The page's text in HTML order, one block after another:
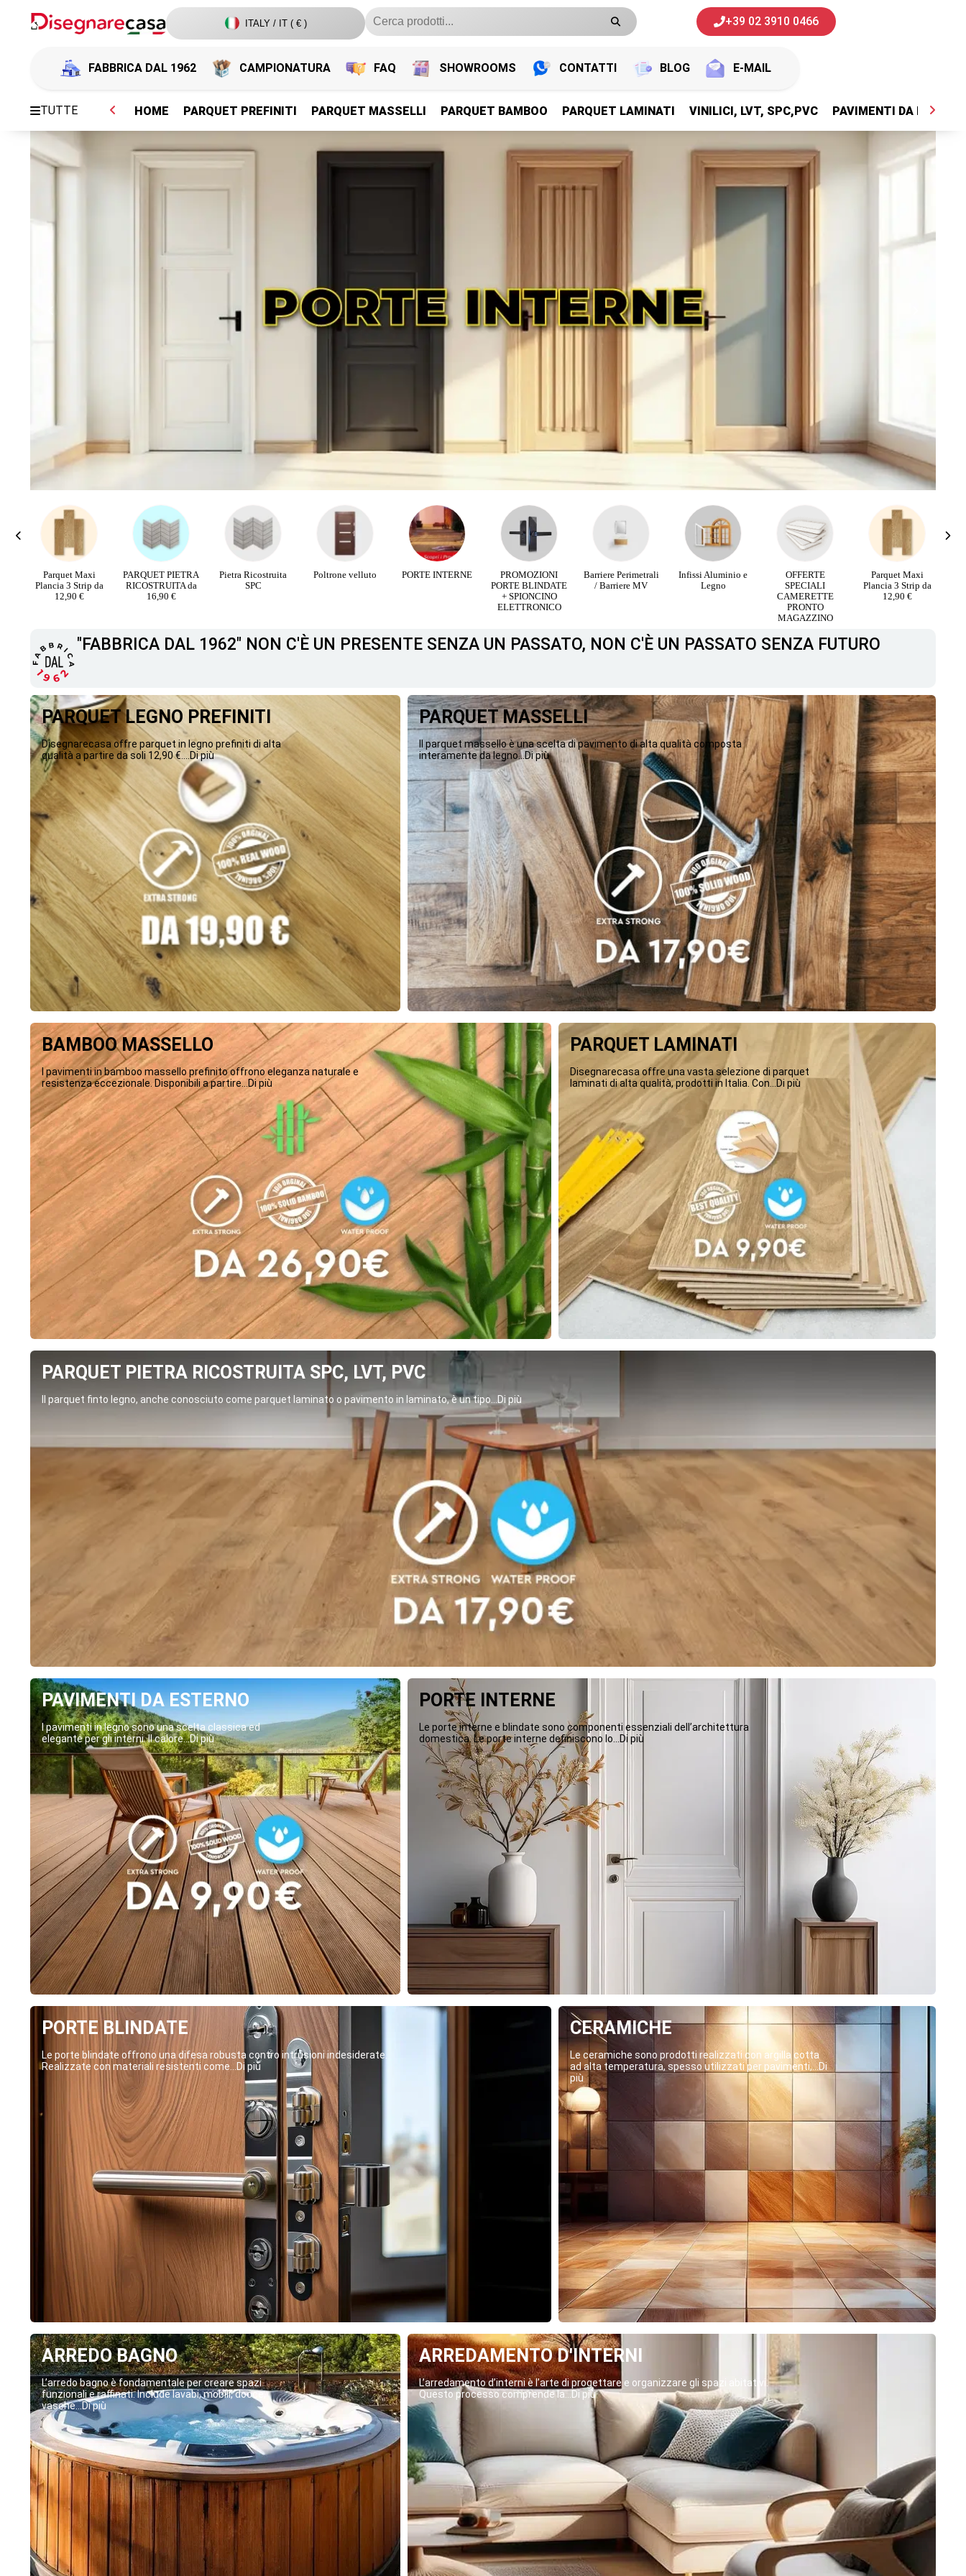
ITALY / IT ( € ) +39 02 3910 0466
FABBRICA DAL 1962 CAMPIONATURA FAQ SHOWROOMS CONTATTI BLOG E-MAIL
TUTTE
PARQUET PREFINITI
PARQUET PREFINITI
HOME PARQUET PREFINITI PARQUET MASSELLI PARQUET BAMBOO PARQUET LAMINATI VINILICI, LVT, SPC,PVC PAVIMENTI DA ESTERNI
PARQUET PREFINITI
PARQUET PREFINITI
PARQUET PIETRA
RICOSTRUITA da
16,90 €
Pietra Ricostruita
SPC
Poltrone velluto PORTE INTERNE
PROMOZIONI
Barriere Perimetrali
/ Barriere MV
Infissi Aluminio e
Legno
OFFERTE
SPECIALI
Parquet Maxi
Plancia 3 Strip da
12,90 €
PARQUET PIETRA
RICOSTRUITA da
16,90 €
"FABBRICA DAL 1962" NON C'È UN PRESENTE SENZA UN PASSATO, NON C'È UN PASSATO SENZA FUTURO
PARQUET LEGNO PREFINITI
Disegnarecasa offre parquet in legno prefiniti di alta
qualità a partire da soli 12,90 €....Di più
PARQUET MASSELLI
Il parquet massello è una scelta di pavimento di alta qualità composta
interamente da legno...Di più
BAMBOO MASSELLO
I pavimenti in bamboo massello prefinito offrono eleganza naturale e
resistenza eccezionale. Disponibili a partire...Di più
PARQUET LAMINATI
Disegnarecasa offre una vasta selezione di parquet
laminati di alta qualità, prodotti in Italia. Con...Di più
PARQUET PIETRA RICOSTRUITA SPC, LVT, PVC
Il parquet finto legno, anche conosciuto come parquet laminato o pavimento in laminato, è un tipo...Di più
PAVIMENTI DA ESTERNO
I pavimenti in legno sono una scelta classica ed
elegante per gli interni. Il calore...Di più
PORTE INTERNE
Le porte interne e blindate sono componenti essenziali dell’architettura
domestica. Le porte interne definiscono lo...Di più
PORTE BLINDATE
Le porte blindate offrono una difesa robusta contro intrusioni indesiderate.
Realizzate con materiali resistenti come...Di più
CERAMICHE
Le ceramiche sono prodotti realizzati con argilla cotta
ad alta temperatura, spesso utilizzati per pavimenti,...Di
più
ARREDO BAGNO
L’arredo bagno è fondamentale per creare spazi
funzionali e raffinati. Include lavabi, mobili, docce,
vasche...Di più
ARREDAMENTO D'INTERNI
L’arredamento d’interni è l’arte di progettare e organizzare gli spazi abitativi.
Questo processo comprende la...Di più